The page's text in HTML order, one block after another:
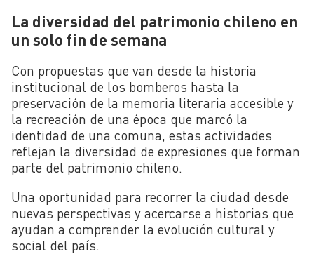
La diversidad del patrimonio chileno en
un solo fin de semana
Con propuestas que van desde la historia
institucional de los bomberos hasta la
preservación de la memoria literaria accesible y
la recreación de una época que marcó la
identidad de una comuna, estas actividades
reflejan la diversidad de expresiones que forman
parte del patrimonio chileno.
Una oportunidad para recorrer la ciudad desde
nuevas perspectivas y acercarse a historias que
ayudan a comprender la evolución cultural y
social del país.